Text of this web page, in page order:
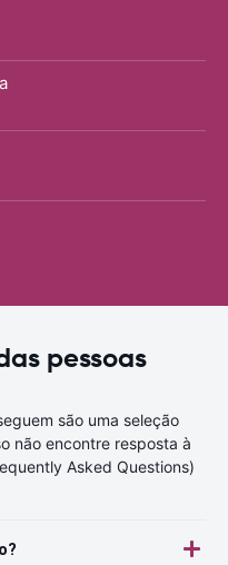
pessoas
são uma seleção
não encontre resposta à
Asked Questions)